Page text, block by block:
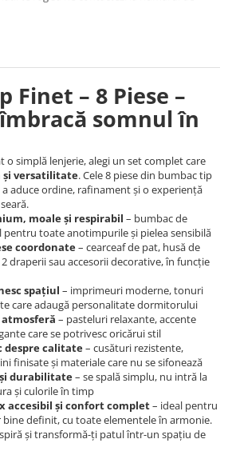
1 Persoana
- 1 Persoana
180x200cm
Pernă
-
-
Topper -
Tricotate
140x200cm
160x200cm
180x200cm
Finet – 8 Piese –
somnul în
o simplă lenjerie, alegi un set complet care
versatilitate. Cele 8 piese din bumbac tip
aduce ordine, rafinament și o experiență
moale și respirabil – bumbac de
pentru toate anotimpurile și pielea sensibilă
coordonate– cearceaf de pat, husă de
draperii sau accesorii decorative, în funcție
spațiul – imprimeuri moderne, tonuri
care adaugă personalitate dormitorului
atmosferă – pasteluri relaxante, accente
care se potrivesc oricărui stil
despre calitate– cusături rezistente,
finisate și materiale care nu se sifonează
durabilitate– se spală simplu, nu intră la
și culorile în timp
accesibil și confort complet– ideal pentru
definit, cu toate elementele în armonie.
și transformă-ți patul într-un spațiu de